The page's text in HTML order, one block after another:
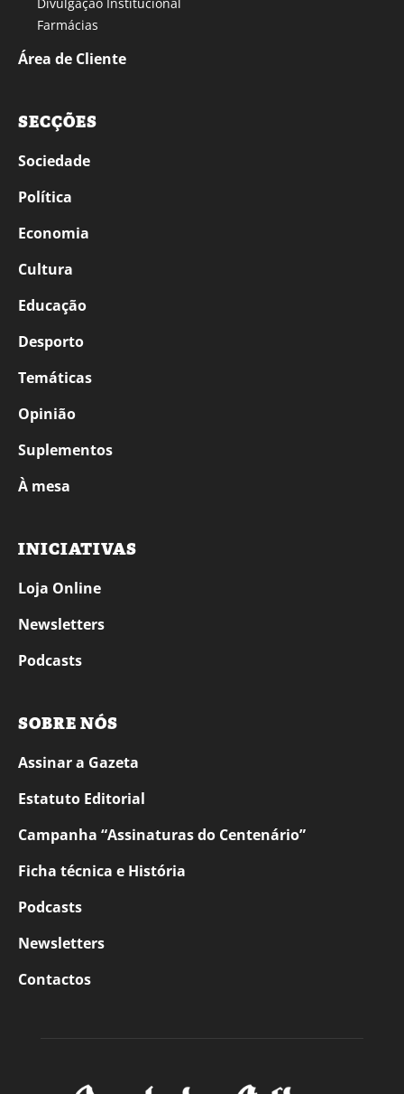
Farmácias
Área de Cliente
SECÇÕES
Sociedade
Política
Economia
Cultura
Educação
Desporto
Temáticas
Opinião
Suplementos
À mesa
INICIATIVAS
Loja Online
Newsletters
Podcasts
SOBRE NÓS
Assinar a Gazeta
Estatuto Editorial
Campanha “Assinaturas do Centenário”
Ficha técnica e História
Podcasts
Newsletters
Contactos